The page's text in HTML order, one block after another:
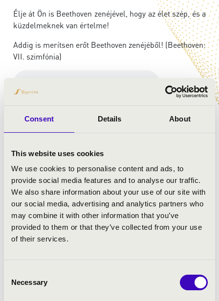
Consent Details About
This website uses cookies
We use cookies to personalise content and ads, to
provide social media features and to analyse our traffic.
We also share information about your use of our site with
our social media, advertising and analytics partners who
may combine it with other information that you’ve
provided to them or that they’ve collected from your use
of their services.
Selection
Necessary
Élje át Ön is Beethoven zenéjével, hogy az élet szép, és a
küzdelmeknek van értelme!
Addig is merítsen erőt Beethoven zenéjéből! (Beethoven:
VII. szimfónia)
Verbier Fesztivál Kamarazenekara
Ránki Dezső - zongora
vezényel:
Takács-Nagy Gábor
Beethoven: Coriolan-nyitány